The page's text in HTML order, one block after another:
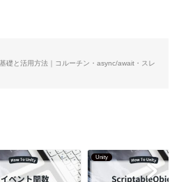
礎と活用方法｜コルーチン・async/await・スレ
Unity